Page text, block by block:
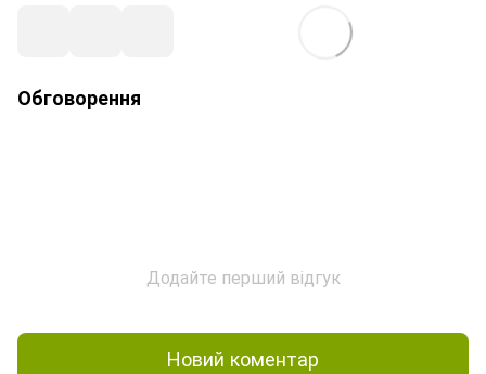
Обговорення
Додайте перший відгук
Новий коментар